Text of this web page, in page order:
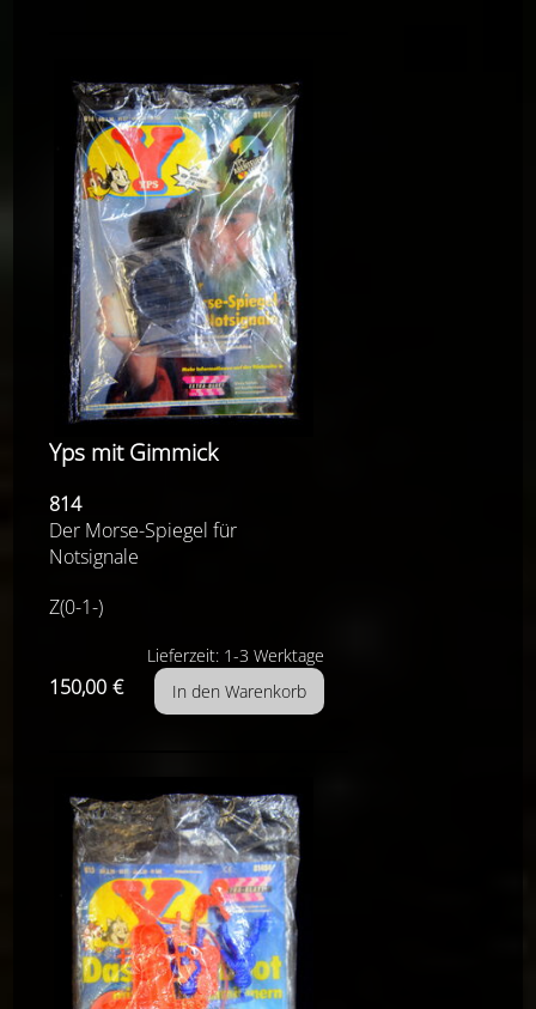
Yps mit Gimmick
814
Der Morse-Spiegel für
Notsignale
Z(0-1-)
Lieferzeit: 1-3 Werktage
150,00 €